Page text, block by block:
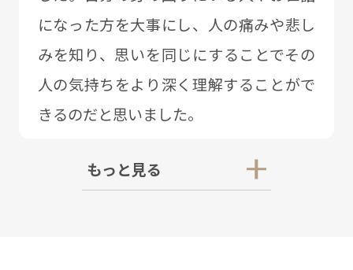
になった⽅を⼤事にし、⼈の痛みや悲し
みを知り、思いを同じにすることでその
⼈の気持ちをより深く理解することがで
きるのだと思いました。
もっと見る